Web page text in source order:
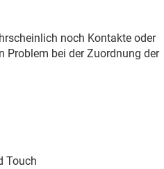
noch Kontakte oder
Problem bei der Zuordnung der
Touch